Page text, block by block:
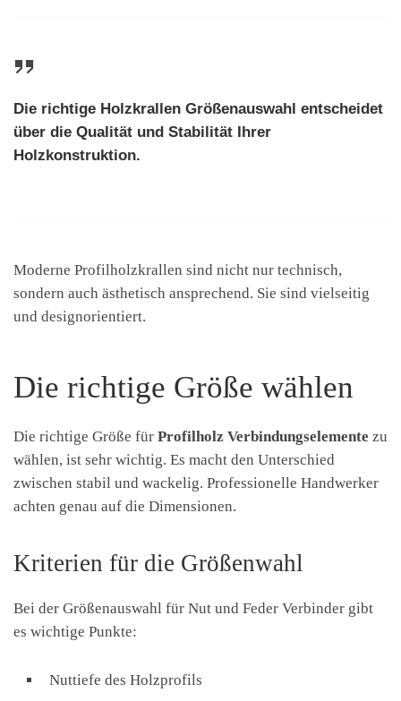
Die richtige Holzkrallen Größenauswahl entscheidet
über die Qualität und Stabilität Ihrer
Holzkonstruktion.
Moderne Profilholzkrallen sind nicht nur technisch,
sondern auch ästhetisch ansprechend. Sie sind vielseitig
und designorientiert.
Die richtige Größe wählen
Die richtige Größe für Profilholz Verbindungselemente zu
wählen, ist sehr wichtig. Es macht den Unterschied
zwischen stabil und wackelig. Professionelle Handwerker
achten genau auf die Dimensionen.
Kriterien für die Größenwahl
Bei der Größenauswahl für Nut und Feder Verbinder gibt
es wichtige Punkte:
Nuttiefe des Holzprofils